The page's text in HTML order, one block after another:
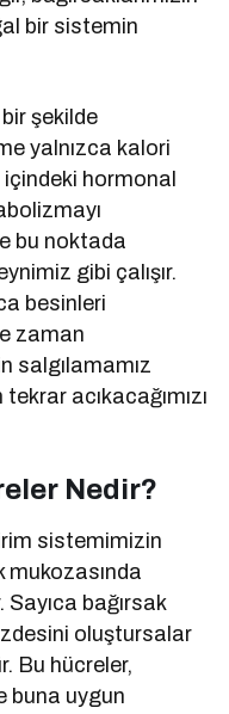
bir sistemin
şekilde
yalnızca kalori
içindeki hormonal
bu noktada
gibi çalışır.
besinleri
zaman
salgılamamız
acıkacağımızı
Nedir?
sistemimizin
mukozasında
bağırsak
oluştursalar
Bu hücreler,
buna uygun